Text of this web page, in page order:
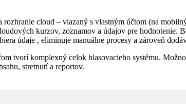
cloud – viazaný s vlastným účtom (na
kurzov, zoznamov a údajov pre hodnotenie.
údaje , eliminuje manuálne procesy a zároveň
tvorí komplexný celok hlasovacieho systému.
stretnutí a reportov.